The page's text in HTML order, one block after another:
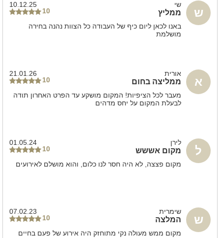
ש
שי
ממליץ
10.12.25
10
באנו לכאן ליום כיף של העבודה כל הצוות נהנה בחירה
מושלמת
א
אורית
ממליצה בחום
21.01.26
10
מעבר לכל הציפיות! המקום מושקע עד הפרט האחרון תודה
לבעלת המקום על יחס מדהים
ל
לירן
מקום אששש
01.05.24
10
מקום פצצה, לא היה חסר לנו כלום, והוא מושלם לאירועים
ש
שימרית
המלצה
07.02.23
10
מקום ממש מעולה נקי מתוחזק היה אירוע של פעם בחיים